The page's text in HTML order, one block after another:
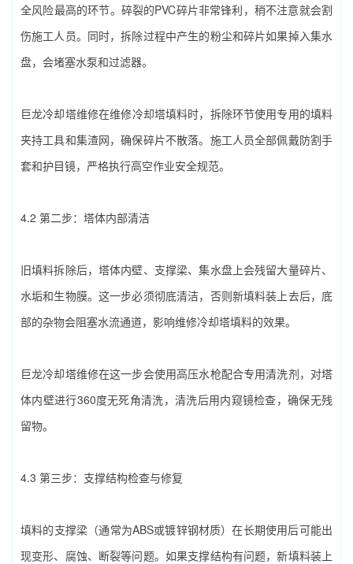
全风险最高的环节。碎裂的PVC碎片非常锋利，稍不注意就会割
伤施工人员。同时，拆除过程中产生的粉尘和碎片如果掉入集水
盘，会堵塞水泵和过滤器。
巨龙冷却塔维修在‌维修冷却塔填料‌时，拆除环节使用专用的填料
夹持工具和集渣网，确保碎片不散落。施工人员全部佩戴防割手
套和护目镜，严格执行高空作业安全规范。
4.2 第二步：塔体内部清洁
旧填料拆除后，塔体内壁、支撑梁、集水盘上会残留大量碎片、
水垢和生物膜。这一步必须彻底清洁，否则新填料装上去后，底
部的杂物会阻塞水流通道，影响‌维修冷却塔填料‌的效果。
巨龙冷却塔维修在这一步会使用高压水枪配合专用清洗剂，对塔
体内壁进行360度无死角清洗，清洗后用内窥镜检查，确保无残
留物。
4.3 第三步：支撑结构检查与修复
填料的支撑梁（通常为ABS或镀锌钢材质）在长期使用后可能出
现变形、腐蚀、断裂等问题。如果支撑结构有问题，新填料装上